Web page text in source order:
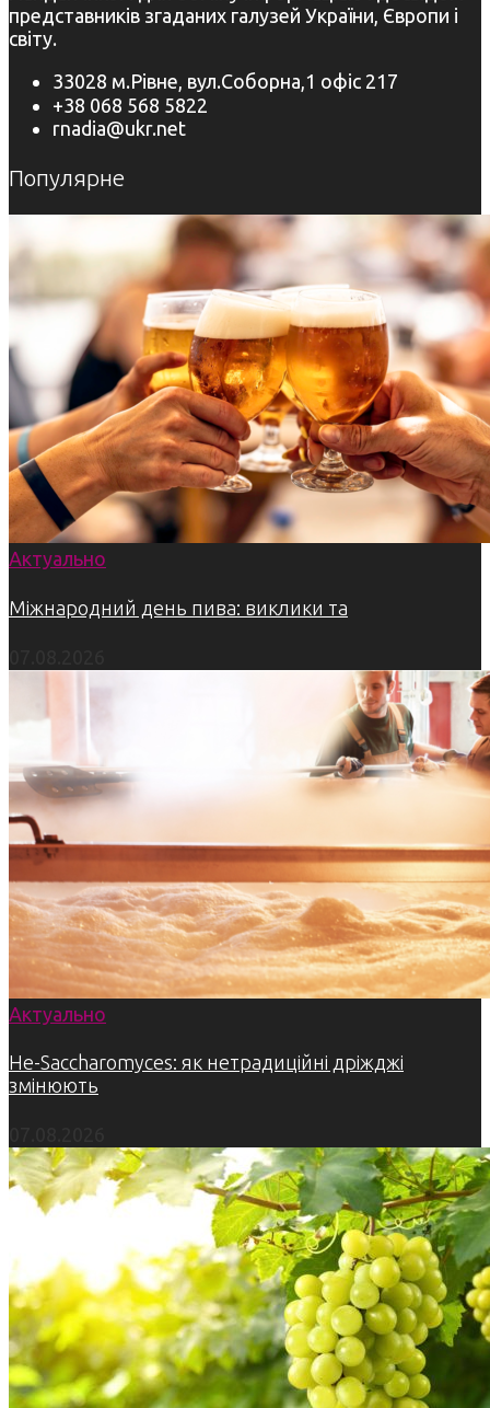
представників згаданих галузей України, Європи і
світу.
33028 м.Рівне, вул.Соборна,1 офіс 217
+38 068 568 5822
rnadia@ukr.net
Популярне
Актуально
Міжнародний день пива: виклики та
Актуально
Не-Saccharomyces: як нетрадиційні дріжджі
змінюють